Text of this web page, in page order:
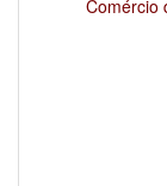
Comércio